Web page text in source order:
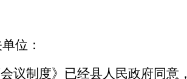
位 ：
议制度》 已经县人民政府同意